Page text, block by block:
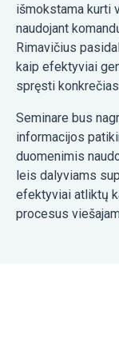
išmokstama kurti
naudojant
Rimavičius
kaip efektyviai
spręsti
Seminare bus
informacijos
duomenimis
leis dalyviams
efektyviai atliktų
procesus